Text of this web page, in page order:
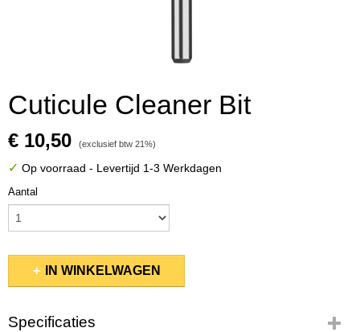
Cuticule Cleaner Bit
€ 10,50 (exclusief btw 21%)
✓ Op voorraad - Levertijd 1-3 Werkdagen
Aantal
IN WINKELWAGEN
Specificaties